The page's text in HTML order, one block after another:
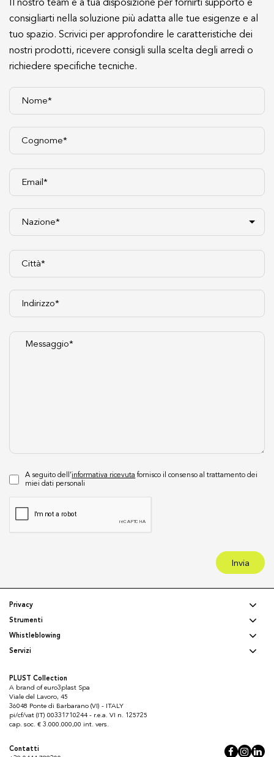
Il nostro team è a tua disposizione per fornirti supporto e
consigliarti nella soluzione più adatta alle tue esigenze e al
tuo spazio. Scrivici per approfondire le caratteristiche dei
nostri prodotti, ricevere consigli sulla scelta degli arredi o
richiedere specifiche tecniche.
A seguito dell’informativa ricevuta fornisco il consenso al trattamento dei
miei dati personali
Invia
PLUST Collection
A brand of euro3plast Spa
Viale del Lavoro, 45
36048 Ponte di Barbarano (VI) - ITALY
pi/cf/vat (IT) 00331710244 - r.e.a. VI n. 125725
cap. soc. € 3.000.000,00 int. vers.
Contatti
Privacy
Strumenti
Whistleblowing
Servizi